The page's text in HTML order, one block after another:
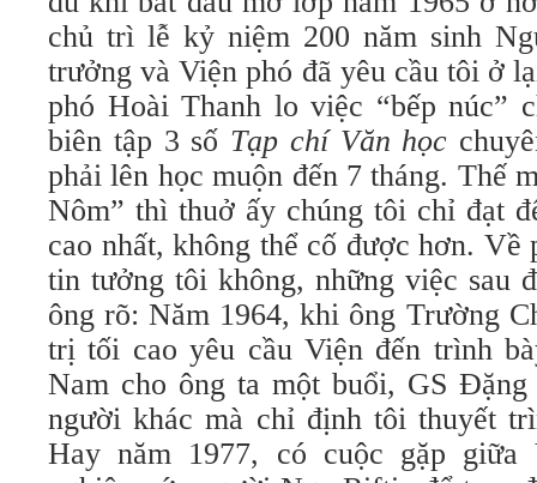
chủ trì lễ kỷ niệm 200 năm sinh
trưởng và Viện phó đã yêu cầu tôi ở
phó Hoài Thanh lo việc “bếp núc”
biên tập 3 số Tạp chí Văn học
phải lên học muộn đến 7 tháng. Thế
Nôm” thì thuở ấy chúng tôi chỉ đạt
cao nhất, không thể cố được hơn. Về
tin tưởng tôi không, những việc sau
ông rõ: Năm 1964, khi ông Trường
trị tối cao yêu cầu Viện đến trình
Nam cho ông ta một buổi, GS
người khác mà chỉ định tôi thuyết
Hay năm 1977, có cuộc gặp